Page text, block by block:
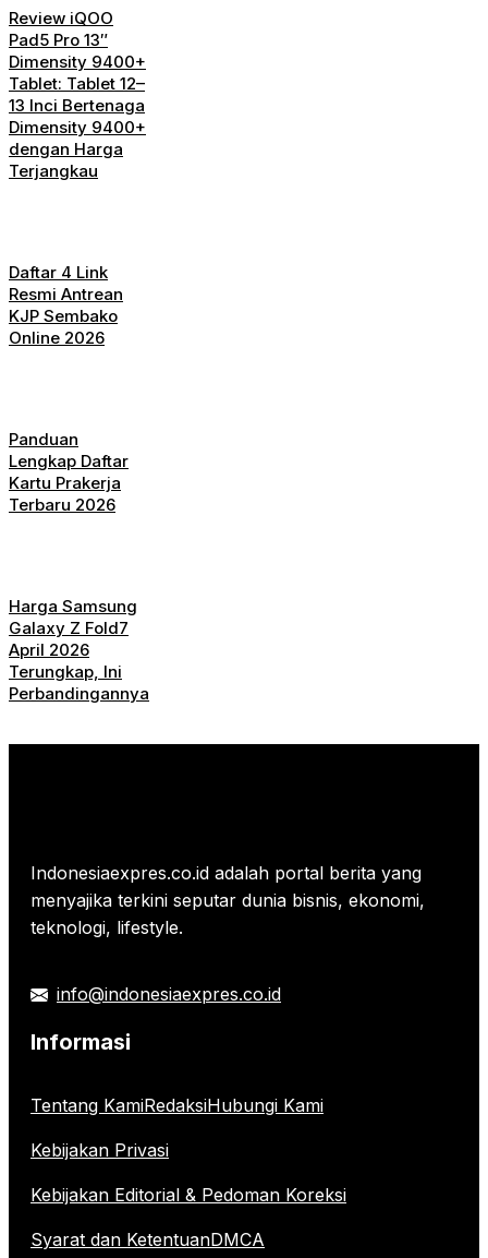
Review iQOO
Pad5 Pro 13″
Dimensity 9400+
Tablet: Tablet 12–
13 Inci Bertenaga
Dimensity 9400+
dengan Harga
Terjangkau
Daftar 4 Link
Resmi Antrean
KJP Sembako
Online 2026
Panduan
Lengkap Daftar
Kartu Prakerja
Terbaru 2026
Harga Samsung
Galaxy Z Fold7
April 2026
Terungkap, Ini
Perbandingannya
Indonesiaexpres.co.id adalah portal berita yang
menyajika terkini seputar dunia bisnis, ekonomi,
teknologi, lifestyle.
info@indonesiaexpres.co.id
Informasi
Tentang KamiRedaksiHubungi Kami
Kebijakan Privasi
Kebijakan Editorial & Pedoman Koreksi
Syarat dan KetentuanDMCA